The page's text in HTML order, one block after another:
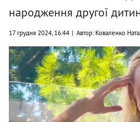
народження другої
17 грудня 2024, 16:44 Автор: Коваленко